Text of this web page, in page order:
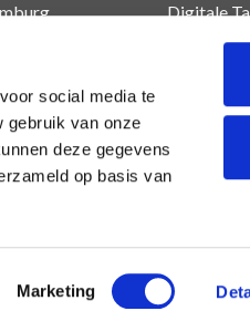
social media te
gebruik van onze
deze gegevens
op basis van
Marketing
Digitale
Lading